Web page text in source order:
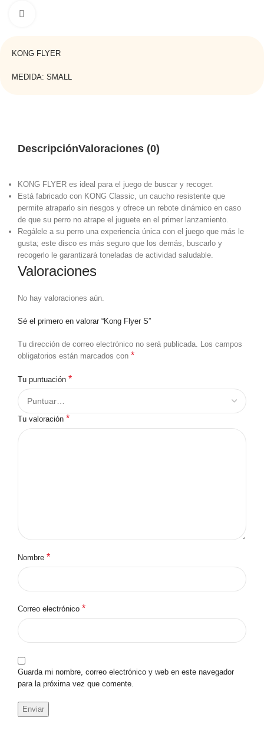
KONG FLYER
MEDIDA: SMALL
DescripciónValoraciones (0)
KONG FLYER es ideal para el juego de buscar y recoger.
Está fabricado con KONG Classic, un caucho resistente que
permite atraparlo sin riesgos y ofrece un rebote dinámico en caso
de que su perro no atrape el juguete en el primer lanzamiento.
Regálele a su perro una experiencia única con el juego que más le
gusta; este disco es más seguro que los demás, buscarlo y
recogerlo le garantizará toneladas de actividad saludable.
Valoraciones
No hay valoraciones aún.
Sé el primero en valorar “Kong Flyer S”
Tu dirección de correo electrónico no será publicada. Los campos
obligatorios están marcados con *
Tu puntuación *
Tu valoración *
Nombre *
Correo electrónico *
Guarda mi nombre, correo electrónico y web en este navegador
para la próxima vez que comente.